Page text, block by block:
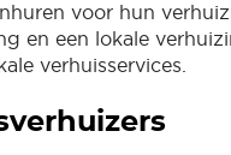
voor hun
en een lokale
verhuisservices.